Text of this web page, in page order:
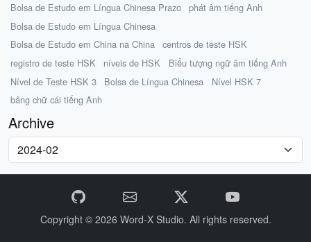
Bolsa de Estudo em Língua Chinesa Prazo
phát âm tiếng Anh
Bolsa de Estudo em Língua Chinesa
Bolsa de Estudo em China na China
centros de teste HSK
registro de teste HSK
níveis de HSK
Biểu tượng ngữ âm tiếng Anh
Nível de Teste HSK 3
Bolsa de Língua Chinesa
Nível HSK 7
bảng chữ cái tiếng Anh
Archive
Copyright © 2026 Word-X Studio. All rights reserved.